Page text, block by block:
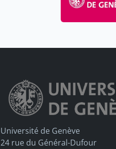
Université de Genève
24 rue du Général-Dufour